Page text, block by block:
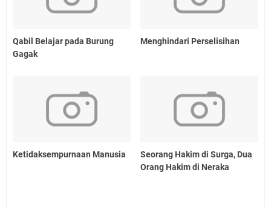
Qabil Belajar pada Burung
Gagak
Menghindari Perselisihan
Ketidaksempurnaan Manusia
Seorang Hakim di Surga, Dua
Orang Hakim di Neraka